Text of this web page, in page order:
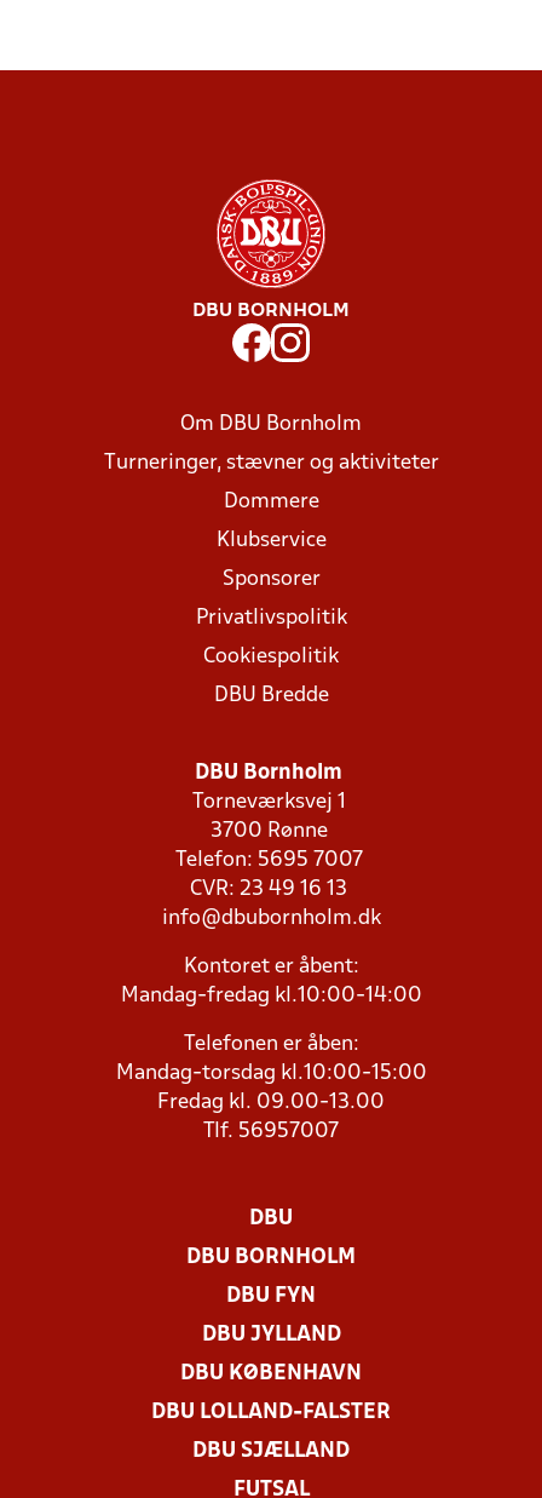
DBU BORNHOLM
Om DBU Bornholm
Turneringer, stævner og aktiviteter
Dommere
Klubservice
Sponsorer
Privatlivspolitik
Cookiespolitik
DBU Bredde
DBU Bornholm
Torneværksvej 1
3700 Rønne
Telefon: 5695 7007
CVR: 23 49 16 13
info@dbubornholm.dk
Kontoret er åbent:
Mandag-fredag kl.10:00-14:00
Telefonen er åben:
Mandag-torsdag kl.10:00-15:00
Fredag kl. 09.00-13.00
Tlf. 56957007
DBU
DBU BORNHOLM
DBU FYN
DBU JYLLAND
DBU KØBENHAVN
DBU LOLLAND-FALSTER
DBU SJÆLLAND
FUTSAL